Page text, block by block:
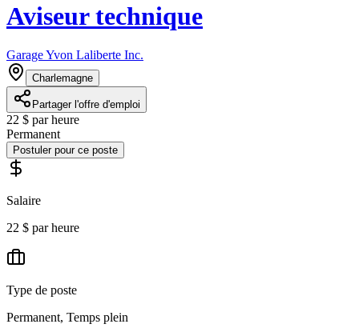
Aviseur technique
Garage Yvon Laliberte Inc.
Charlemagne
Partager l'offre d'emploi
22 $ par heure
Permanent
Postuler pour ce poste
Salaire
22 $ par heure
Type de poste
Permanent, Temps plein